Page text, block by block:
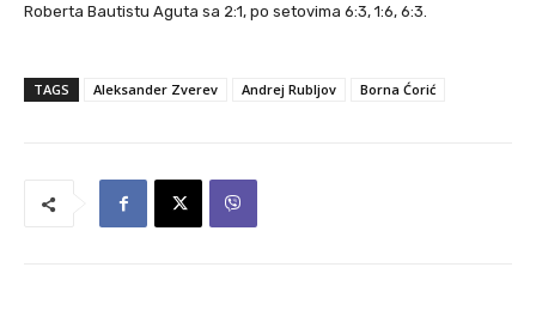
Roberta Bautistu Aguta sa 2:1, po setovima 6:3, 1:6, 6:3.
TAGS Aleksander Zverev Andrej Rubljov Borna Ćorić